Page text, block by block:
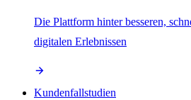
Die Plattform hinter besseren,
digitalen Erlebnissen
Kundenfallstudien